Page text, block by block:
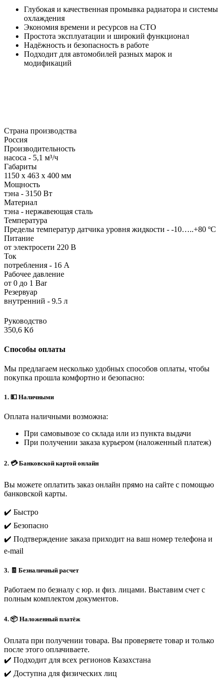
Глубокая и качественная промывка радиатора и системы
охлаждения
Экономия времени и ресурсов на СТО
Простота эксплуатации и широкий функционал
Надёжность и безопасность в работе
Подходит для автомобилей разных марок и
модификаций
Страна производства
Россия
Производительность
насоса - 5,1 м³/ч
Габариты
1150 х 463 х 400 мм
Мощность
тэна - 3150 Вт
Материал
тэна - нержавеющая сталь
Температура
Пределы температур датчика уровня жидкости - -10…..+80 ºС
Питание
от электросети 220 В
Ток
потребления - 16 А
Рабочее давление
от 0 до 1 Bar
Резервуар
внутренний - 9.5 л
Руководство
350,6 Кб
Способы оплаты
Мы предлагаем несколько удобных способов оплаты, чтобы
покупка прошла комфортно и безопасно:
1. 💵 Наличными
Оплата наличными возможна:
При самовывозе со склада или из пункта выдачи
При получении заказа курьером (наложенный платеж)
2. 💳 Банковской картой онлайн
Вы можете оплатить заказ онлайн прямо на сайте с помощью
банковской карты.
✔️ Быстро
✔️ Безопасно
✔️ Подтверждение заказа приходит на ваш номер телефона и
e-mail
3. 🧾 Безналичный расчет
Работаем по безналу с юр. и физ. лицами. Выставим счет с
полным комплектом документов.
4. 📦 Наложенный платёж
Оплата при получении товара. Вы проверяете товар и только
после этого оплачиваете.
✔️ Подходит для всех регионов Казахстана
✔️ Доступна для физических лиц